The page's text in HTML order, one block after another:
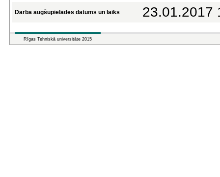
Darba augšupielādes datums un laiks 23.01.2017
Rīgas Tehniskā universitāte 2015